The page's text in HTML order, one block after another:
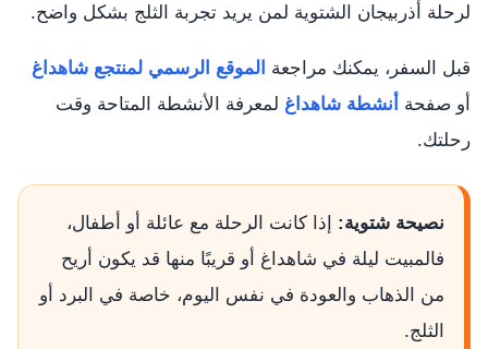
لرحلة أذربيجان الشتوية لمن يريد تجربة الثلج بشكل واضح.
قبل السفر، يمكنك مراجعة الموقع الرسمي لمنتجع شاهداغ
أو صفحة
أنشطة شاهداغ لمعرفة الأنشطة المتاحة وقت
رحلتك.
نصيحة شتوية: إذا كانت الرحلة مع عائلة أو أطفال،
فالمبيت ليلة في شاهداغ أو قريبًا منها قد يكون أريح
من الذهاب والعودة في نفس اليوم، خاصة في البرد أو
الثلج.